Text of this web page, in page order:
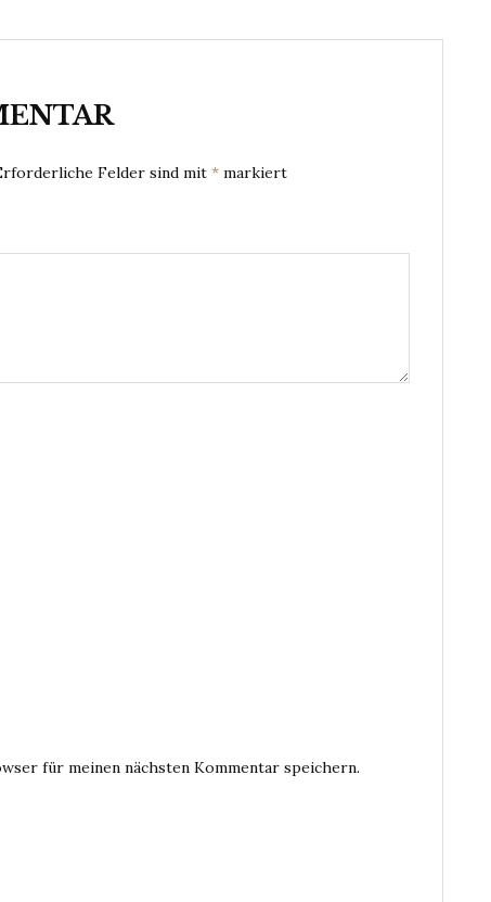
Felder sind mit * markiert
für meinen nächsten Kommentar speichern.